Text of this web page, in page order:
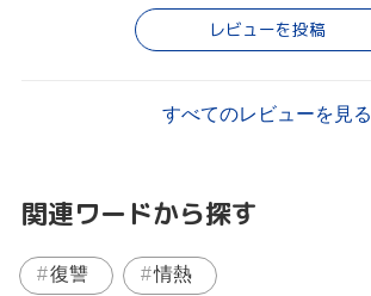
レビューを投稿
すべてのレビューを見る
関連ワードから探す
復讐 情熱